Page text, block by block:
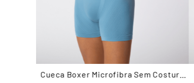
Cueca Boxer Microfibra Sem Costura